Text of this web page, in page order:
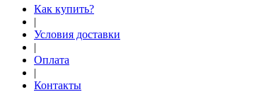
Как купить?
|
Условия доставки
|
Оплата
|
Контакты